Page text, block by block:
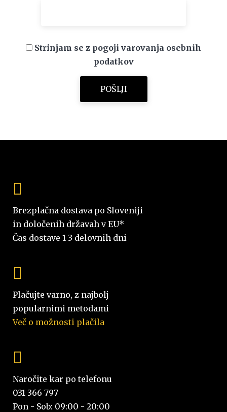
Strinjam se z pogoji varovanja osebnih
podatkov
Brezplačna dostava po Sloveniji
in določenih državah v EU*
Čas dostave 1-3 delovnih dni
Plačujte varno, z najbolj
popularnimi metodami
Več o možnosti plačila
Naročite kar po telefonu
031 366 797
Pon - Sob: 09:00 - 20:00